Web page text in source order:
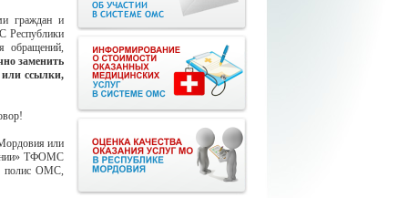
граждан и
Республики
обращений,
заменить
ссылки,
или
ТФОМС
полис ОМС,